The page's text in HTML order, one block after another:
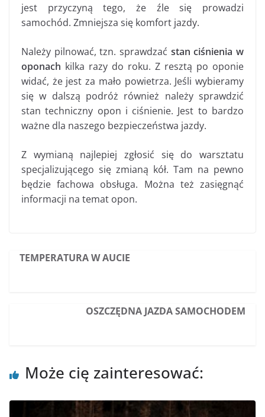
jest przyczyną tego, że źle się prowadzi
samochód. Zmniejsza się komfort jazdy.
Należy pilnować, tzn. sprawdzać stan ciśnienia w
oponach kilka razy do roku. Z resztą po oponie
widać, że jest za mało powietrza. Jeśli wybieramy
się w dalszą podróż również należy sprawdzić
stan techniczny opon i ciśnienie. Jest to bardzo
ważne dla naszego bezpieczeństwa jazdy.
Z wymianą najlepiej zgłosić się do warsztatu
specjalizującego się zmianą kół. Tam na pewno
będzie fachowa obsługa. Można też zasięgnąć
informacji na temat opon.
TEMPERATURA W AUCIE
OSZCZĘDNA JAZDA SAMOCHODEM
Może cię zainteresować: